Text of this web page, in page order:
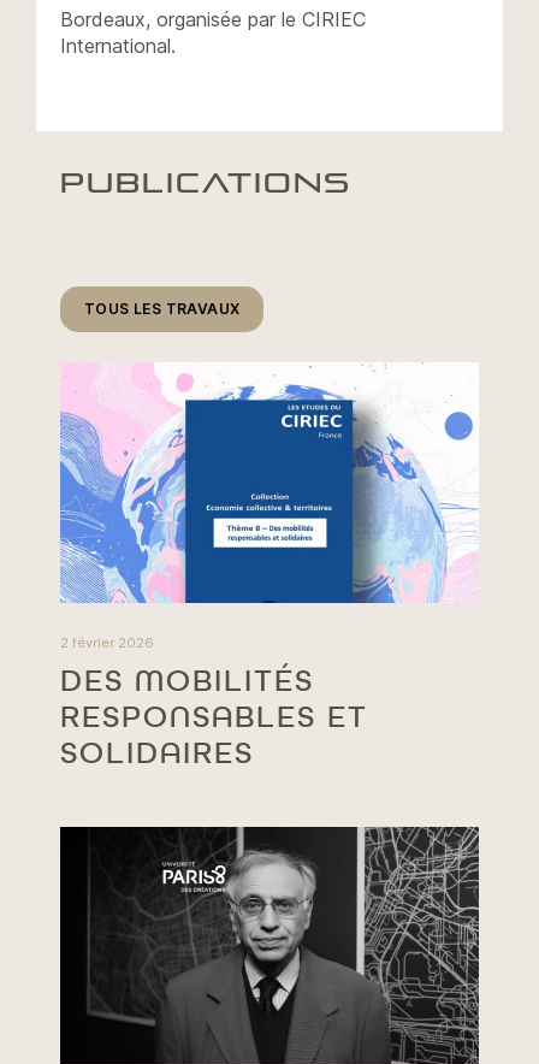
Bordeaux, organisée par le CIRIEC
International.
PUBLICATIONS
TOUS LES TRAVAUX
2 février 2026
DES MOBILITÉS
RESPONSABLES ET
SOLIDAIRES